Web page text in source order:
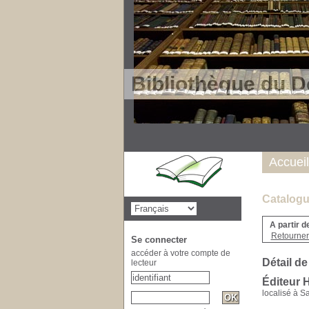
Bibliothèque du
A partir
Détail
Éditeur
localisé à
Accueil
Se connecter
accéder à votre compte de
lecteur